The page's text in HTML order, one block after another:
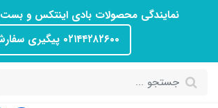
نمایندگی محصولات بادی اینتکس و بست
۰۲۱۴۴۲۸۲۶۰۰ پیگیری سفارش